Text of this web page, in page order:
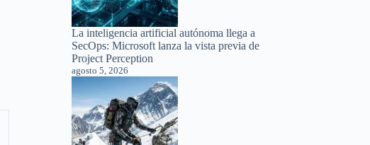
La inteligencia artificial autónoma llega a
SecOps: Microsoft lanza la vista previa de
Project Perception
agosto 5, 2026